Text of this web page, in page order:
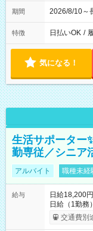
期間 2026/8/10～
特徴 日払いOK /
気になる！
生活サポーター
勤専従／シニア
アルバイト 職種未経
給与
日給18,200
日給（1勤務）18,200円 【試用期
長さ：3ヶ
交通費別